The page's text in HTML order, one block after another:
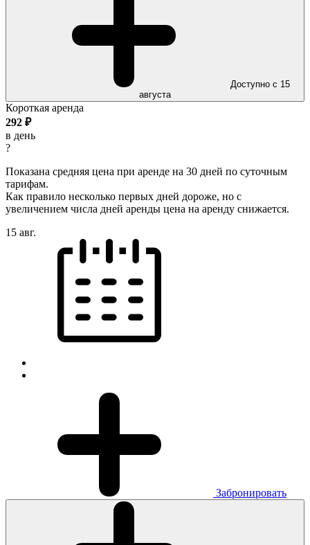
Доступно с 15
августа
Короткая аренда
292 ₽
в день
?
Показана средняя цена при аренде на 30 дней по суточным
тарифам.
Как правило несколько первых дней дороже, но с
увеличением числа дней аренды цена на аренду снижается.
15 авг.
Забронировать